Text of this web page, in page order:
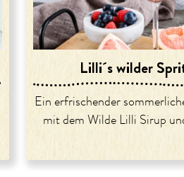
Lilli´s wilder
Ein erfrischender
mit dem Wilde Lilli Sirup